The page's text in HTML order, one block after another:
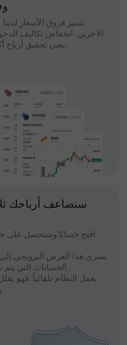
تتميز فروق الأسعار
الآخرين. انخفاض تكاليف
يعني تحقيق أرباح أكبر على المدى الطويل.
سنضاعف أرباحك
افتح حسابًا وستحصل على
يسري هذا العرض الترويجي
الحسابات التي يتم شحنها حتى 31.08.2026.
يعمل النظام تلقائياً: فهو